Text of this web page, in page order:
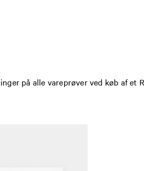
på alle vareprøver ved køb af et